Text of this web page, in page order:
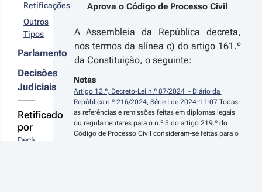
divórcio
um dos
nos
crime de
o
Civil e
de
detalhes
06-
2022 -
Série
Retificações
Outros
Tipos
Parlamento
Decisões
Judiciais
Retificado
por
Declaração
Aprova o Código de Processo Civil
A Assembleia da República decreta,
nos termos da alínea c) do artigo 161.º
da Constituição, o seguinte:
Notas
Artigo 12.º, Decreto-Lei n.º 87/2024  - Diário da
República n.º 216/2024, Série I de 2024-11-07 Todas
as referências e remissões feitas em diplomas legais
ou regulamentares para o n.º 5 do artigo 219.º do
Código de Processo Civil consideram-se feitas para o